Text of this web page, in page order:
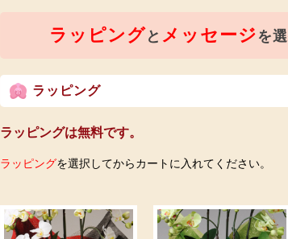
ラッピングと メッセージ を
ラッピング
ラッピングは無料です。
ラッピングを選択してからカートに入れてください。